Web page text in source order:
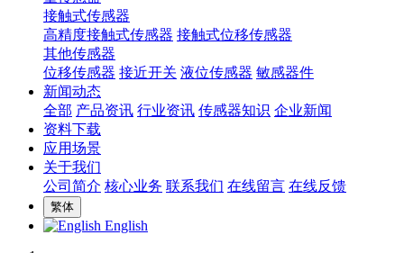
接触式传感器
高精度接触式传感器 接触式位移传感器
其他传感器
位移传感器 接近开关 液位传感器 敏感器件
新闻动态
全部 产品资讯 行业资讯 传感器知识 企业新闻
资料下载
应用场景
关于我们
公司简介 核心业务 联系我们 在线留言 在线反馈
繁体
English